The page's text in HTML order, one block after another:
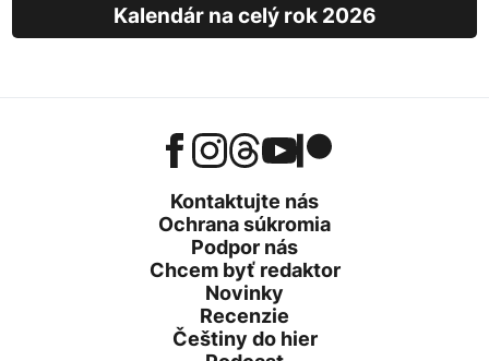
Kalendár na celý rok 2026
Kontaktujte nás
Ochrana súkromia
Podpor nás
Chcem byť redaktor
Novinky
Recenzie
Češtiny do hier